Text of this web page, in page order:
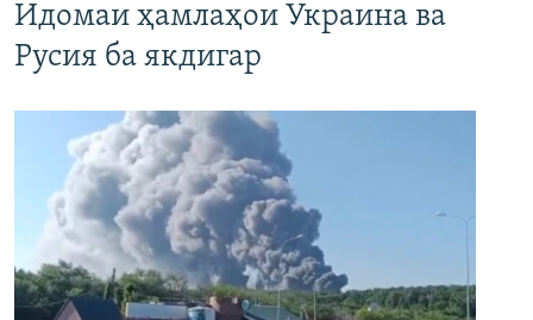
Идомаи ҳамлаҳои Украина ва
Русия ба якдигар